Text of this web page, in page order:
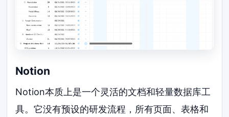
Notion
Notion本质上是一个灵活的文档和轻量数据库工
具。它没有预设的研发流程，所有页面、表格和